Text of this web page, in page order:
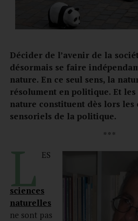
Décider de l’avenir de la
désormais se faire
nature. En ce seul sens, la
résolument en politique. Et les
nature constituent dès lors les
sensoriels de la politique.
* * *
L ES
sciences
naturelles
ne sont pas